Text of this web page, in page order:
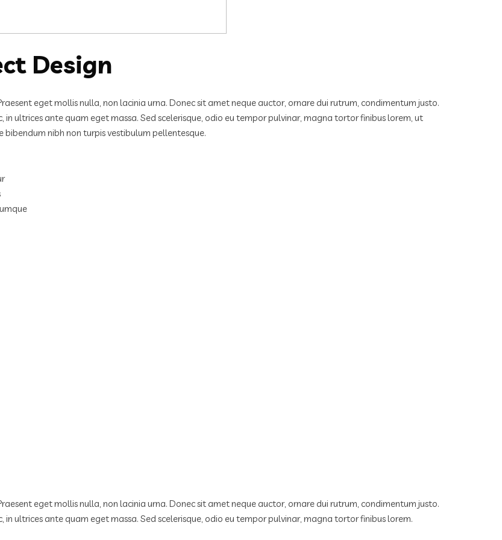
Design
eget mollis nulla, non lacinia urna. Donec sit amet neque auctor, ornare dui rutrum, condimentum justo.
in ultrices ante quam eget massa. Sed scelerisque, odio eu tempor pulvinar, magna tortor finibus lorem, ut
bibendum nibh non turpis vestibulum pellentesque.
eget mollis nulla, non lacinia urna. Donec sit amet neque auctor, ornare dui rutrum, condimentum justo.
in ultrices ante quam eget massa. Sed scelerisque, odio eu tempor pulvinar, magna tortor finibus lorem.